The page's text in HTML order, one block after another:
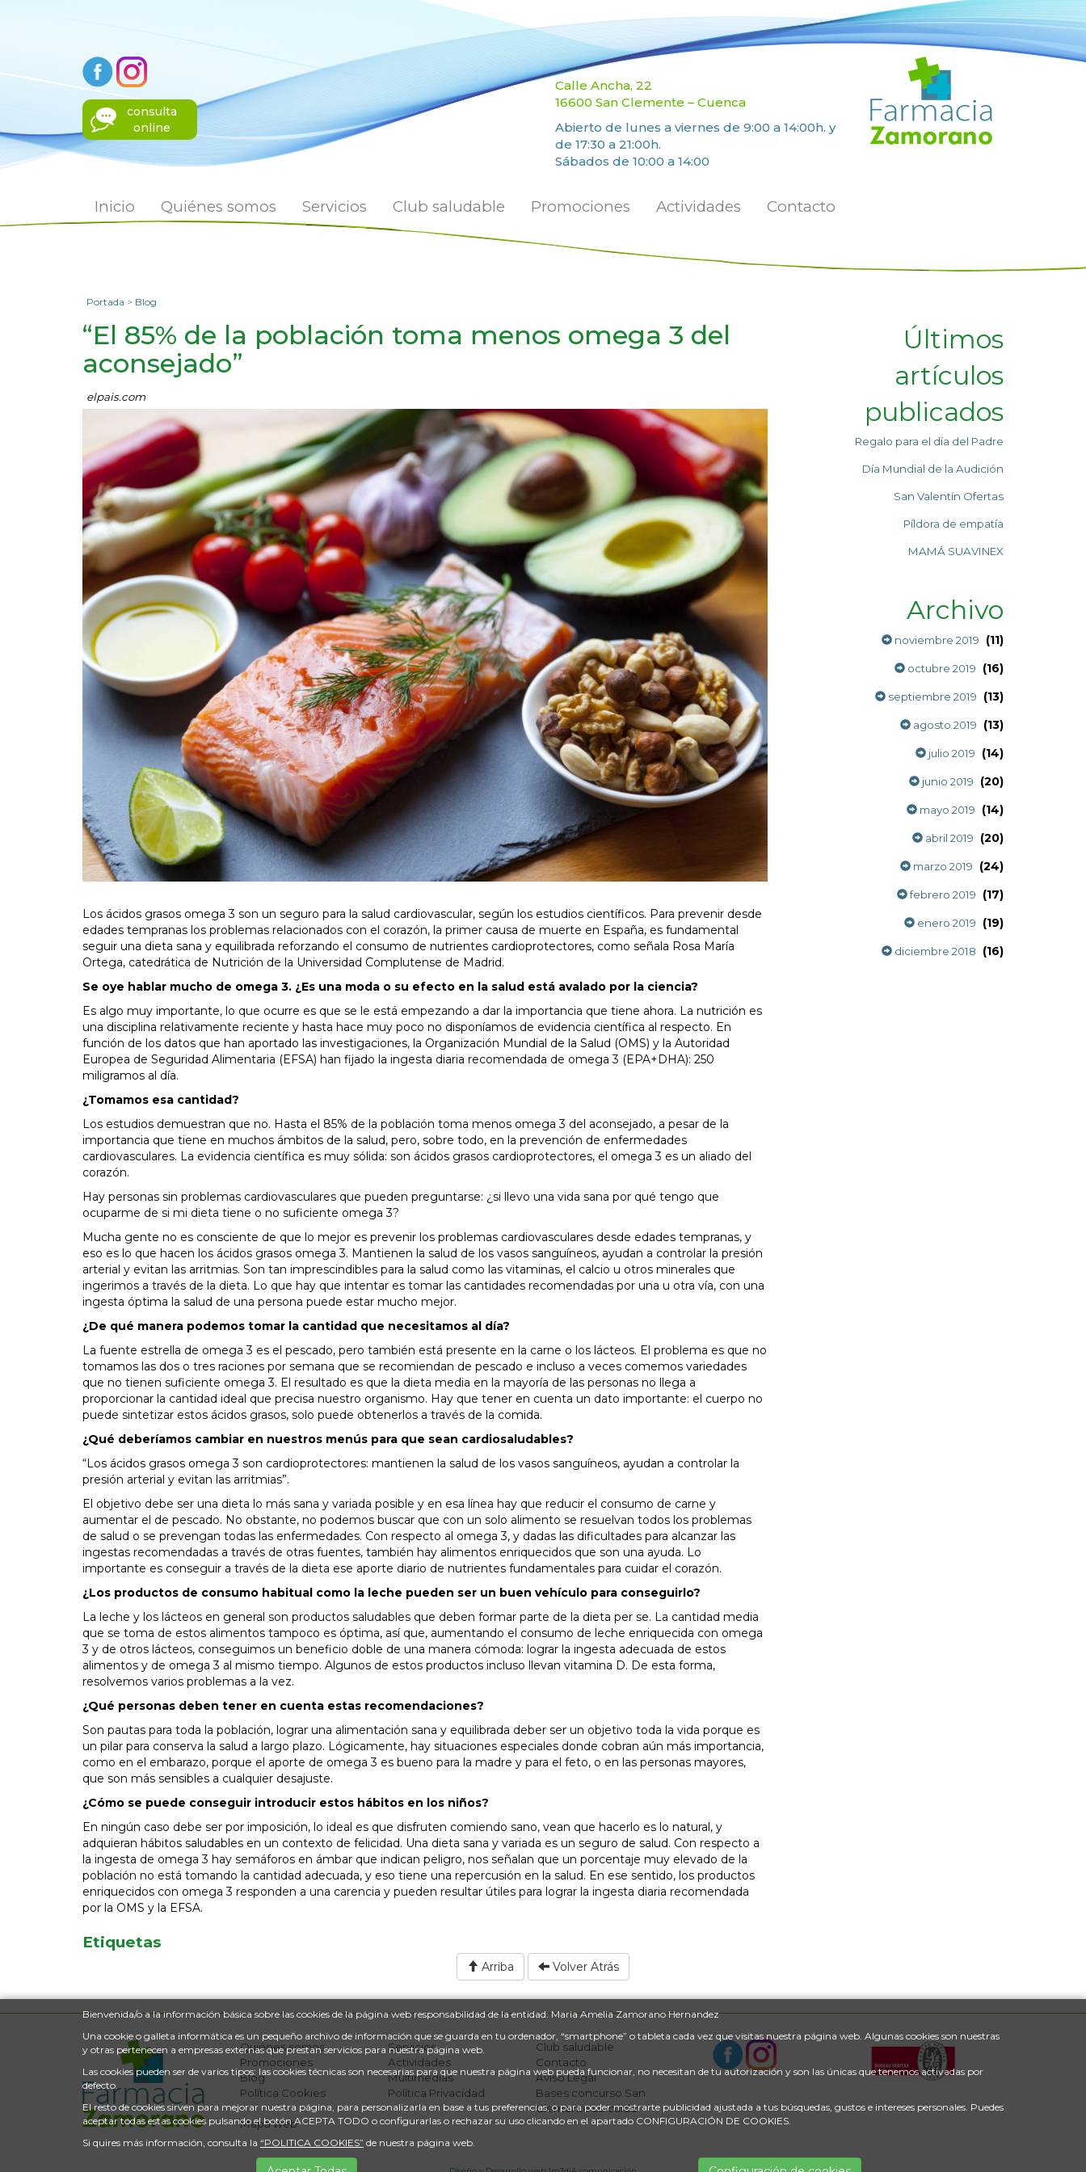
consulta
online
Calle Ancha, 22
16600 San Clemente – Cuenca
Abierto de lunes a viernes de 9:00 a 14:00h. y
de 17:30 a 21:00h.
Sábados de 10:00 a 14:00
Inicio Quiénes somos Servicios Club saludable Promociones Actividades Contacto
Portada > Blog
“El 85% de la población toma menos omega 3 del
aconsejado”
elpais.com
Los ácidos grasos omega 3 son un seguro para la salud cardiovascular, según los estudios científicos. Para prevenir desde
edades tempranas los problemas relacionados con el corazón, la primer causa de muerte en España, es fundamental
seguir una dieta sana y equilibrada reforzando el consumo de nutrientes cardioprotectores, como señala Rosa María
Ortega, catedrática de Nutrición de la Universidad Complutense de Madrid.
Se oye hablar mucho de omega 3. ¿Es una moda o su efecto en la salud está avalado por la ciencia?
Es algo muy importante, lo que ocurre es que se le está empezando a dar la importancia que tiene ahora. La nutrición es
una disciplina relativamente reciente y hasta hace muy poco no disponíamos de evidencia científica al respecto. En
función de los datos que han aportado las investigaciones, la Organización Mundial de la Salud (OMS) y la Autoridad
Europea de Seguridad Alimentaria (EFSA) han fijado la ingesta diaria recomendada de omega 3 (EPA+DHA): 250
miligramos al día.
¿Tomamos esa cantidad?
Los estudios demuestran que no. Hasta el 85% de la población toma menos omega 3 del aconsejado, a pesar de la
importancia que tiene en muchos ámbitos de la salud, pero, sobre todo, en la prevención de enfermedades
cardiovasculares. La evidencia científica es muy sólida: son ácidos grasos cardioprotectores, el omega 3 es un aliado del
corazón.
Hay personas sin problemas cardiovasculares que pueden preguntarse: ¿si llevo una vida sana por qué tengo que
ocuparme de si mi dieta tiene o no suficiente omega 3?
Mucha gente no es consciente de que lo mejor es prevenir los problemas cardiovasculares desde edades tempranas, y
eso es lo que hacen los ácidos grasos omega 3. Mantienen la salud de los vasos sanguíneos, ayudan a controlar la presión
arterial y evitan las arritmias. Son tan imprescindibles para la salud como las vitaminas, el calcio u otros minerales que
ingerimos a través de la dieta. Lo que hay que intentar es tomar las cantidades recomendadas por una u otra vía, con una
ingesta óptima la salud de una persona puede estar mucho mejor.
¿De qué manera podemos tomar la cantidad que necesitamos al día?
La fuente estrella de omega 3 es el pescado, pero también está presente en la carne o los lácteos. El problema es que no
tomamos las dos o tres raciones por semana que se recomiendan de pescado e incluso a veces comemos variedades
que no tienen suficiente omega 3. El resultado es que la dieta media en la mayoría de las personas no llega a
proporcionar la cantidad ideal que precisa nuestro organismo. Hay que tener en cuenta un dato importante: el cuerpo no
puede sintetizar estos ácidos grasos, solo puede obtenerlos a través de la comida.
¿Qué deberíamos cambiar en nuestros menús para que sean cardiosaludables?
“Los ácidos grasos omega 3 son cardioprotectores: mantienen la salud de los vasos sanguíneos, ayudan a controlar la
presión arterial y evitan las arritmias”.
El objetivo debe ser una dieta lo más sana y variada posible y en esa línea hay que reducir el consumo de carne y
aumentar el de pescado. No obstante, no podemos buscar que con un solo alimento se resuelvan todos los problemas
de salud o se prevengan todas las enfermedades. Con respecto al omega 3, y dadas las dificultades para alcanzar las
ingestas recomendadas a través de otras fuentes, también hay alimentos enriquecidos que son una ayuda. Lo
importante es conseguir a través de la dieta ese aporte diario de nutrientes fundamentales para cuidar el corazón.
¿Los productos de consumo habitual como la leche pueden ser un buen vehículo para conseguirlo?
La leche y los lácteos en general son productos saludables que deben formar parte de la dieta per se. La cantidad media
que se toma de estos alimentos tampoco es óptima, así que, aumentando el consumo de leche enriquecida con omega
3 y de otros lácteos, conseguimos un beneficio doble de una manera cómoda: lograr la ingesta adecuada de estos
alimentos y de omega 3 al mismo tiempo. Algunos de estos productos incluso llevan vitamina D. De esta forma,
resolvemos varios problemas a la vez.
¿Qué personas deben tener en cuenta estas recomendaciones?
Son pautas para toda la población, lograr una alimentación sana y equilibrada deber ser un objetivo toda la vida porque es
un pilar para conserva la salud a largo plazo. Lógicamente, hay situaciones especiales donde cobran aún más importancia,
como en el embarazo, porque el aporte de omega 3 es bueno para la madre y para el feto, o en las personas mayores,
que son más sensibles a cualquier desajuste.
¿Cómo se puede conseguir introducir estos hábitos en los niños?
En ningún caso debe ser por imposición, lo ideal es que disfruten comiendo sano, vean que hacerlo es lo natural, y
adquieran hábitos saludables en un contexto de felicidad. Una dieta sana y variada es un seguro de salud. Con respecto a
la ingesta de omega 3 hay semáforos en ámbar que indican peligro, nos señalan que un porcentaje muy elevado de la
población no está tomando la cantidad adecuada, y eso tiene una repercusión en la salud. En ese sentido, los productos
enriquecidos con omega 3 responden a una carencia y pueden resultar útiles para lograr la ingesta diaria recomendada
por la OMS y la EFSA.
Últimos
artículos
publicados
Regalo para el día del Padre
Día Mundial de la Audición
San Valentín Ofertas
Píldora de empatía
MAMÁ SUAVINEX
Archivo
noviembre 2019 (11)
octubre 2019 (16)
septiembre 2019 (13)
agosto 2019 (13)
julio 2019 (14)
junio 2019 (20)
mayo 2019 (14)
abril 2019 (20)
marzo 2019 (24)
febrero 2019 (17)
enero 2019 (19)
diciembre 2018 (16)
Etiquetas
Arriba Volver Atrás
Quiénes somos Servicios
Club saludable
Promociones
Actividades
Contacto
Blog
Multimedias
Aviso Legal
Política Cookies
Política Privacidad
Bases concurso San
Clemente se cuida
Mapa web
Bienvenida/o a la información básica sobre las cookies de la página web responsabilidad de la entidad: Maria Amelia Zamorano Hernandez
Una cookie o galleta informática es un pequeño archivo de información que se guarda en tu ordenador, “smartphone” o tableta cada vez que visitas nuestra página web. Algunas cookies son nuestras
y otras pertenecen a empresas externas que prestan servicios para nuestra página web.
Las cookies pueden ser de varios tipos: las cookies técnicas son necesarias para que nuestra página web pueda funcionar, no necesitan de tu autorización y son las únicas que tenemos activadas por
defecto.
El resto de cookies sirven para mejorar nuestra página, para personalizarla en base a tus preferencias, o para poder mostrarte publicidad ajustada a tus búsquedas, gustos e intereses personales. Puedes
aceptar todas estas cookies pulsando el botón ACEPTA TODO o configurarlas o rechazar su uso clicando en el apartado CONFIGURACIÓN DE COOKIES.
Si quires más información, consulta la “POLITICA COOKIES” de nuestra página web.